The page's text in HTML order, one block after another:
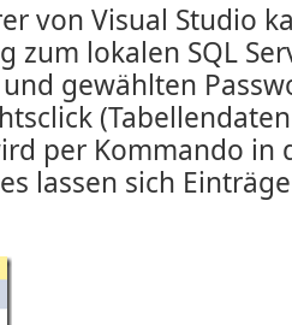
von Visual Studio
zum lokalen SQL
gewählten
per Kommando in
lassen sich